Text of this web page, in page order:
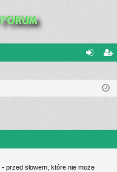
ej
- przed słowem, które nie może